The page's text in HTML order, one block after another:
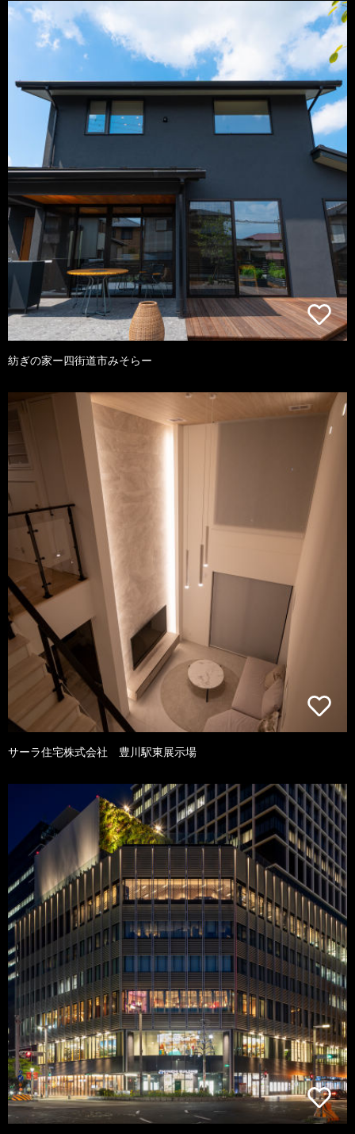
紡ぎの家ー四街道市みそらー
サーラ住宅株式会社 豊川駅東展示場